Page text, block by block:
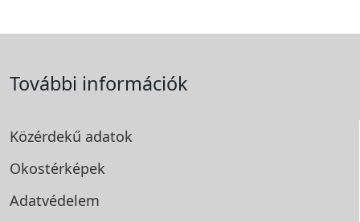
További információk
Közérdekű adatok
Okostérképek
Adatvédelem